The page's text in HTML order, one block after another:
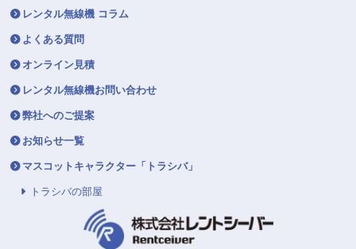
レンタル無線機 コラム
よくある質問
オンライン見積
レンタル無線機お問い合わせ
弊社へのご提案
お知らせ一覧
マスコットキャラクター「トラシバ」
トラシバの部屋